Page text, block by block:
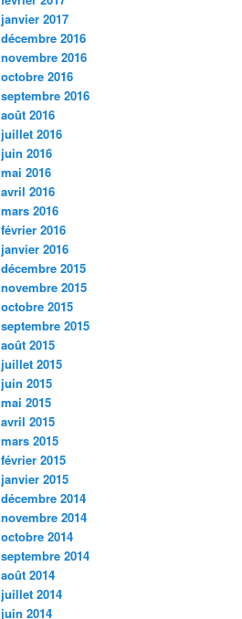
janvier 2017
décembre 2016
novembre 2016
octobre 2016
septembre 2016
août 2016
juillet 2016
juin 2016
mai 2016
avril 2016
mars 2016
février 2016
janvier 2016
décembre 2015
novembre 2015
octobre 2015
septembre 2015
août 2015
juillet 2015
juin 2015
mai 2015
avril 2015
mars 2015
février 2015
janvier 2015
décembre 2014
novembre 2014
octobre 2014
septembre 2014
août 2014
juillet 2014
juin 2014